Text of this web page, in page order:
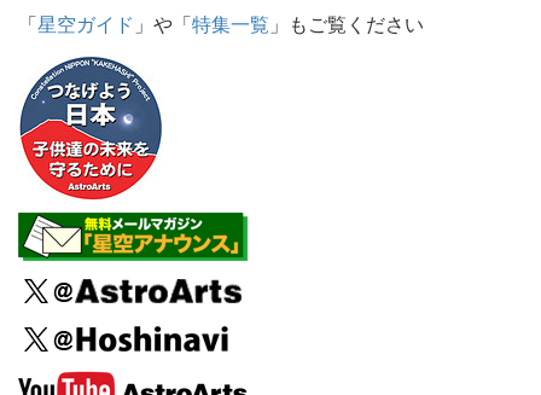
「星空ガイド 」や「特集一覧 」もご覧ください